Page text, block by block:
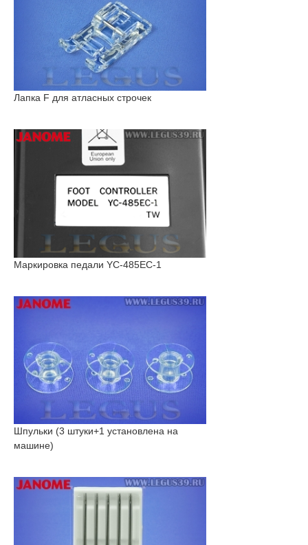
Лапка F для атласных строчек
Маркировка педали YC-485EC-1
Шпульки (3 штуки+1 установлена на
машине)